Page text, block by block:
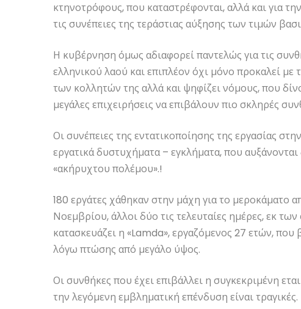
κτηνοτρόφους, που καταστρέφονται, αλλά και για
τις συνέπειες της τεράστιας αύξησης των τιμών
Η κυβέρνηση όμως αδιαφορεί παντελώς για τις
ελληνικού λαού και επιπλέον όχι μόνο προκαλεί
των κολλητών της αλλά και ψηφίζει νόμους, που
μεγάλες επιχειρήσεις να επιβάλουν πιο σκληρές
Οι συνέπειες της εντατικοποίησης της εργασίας
εργατικά δυστυχήματα – εγκλήματα, που
«ακήρυχτου πολέμου».!
180 εργάτες χάθηκαν στην μάχη για το μεροκάματο
Νοεμβρίου, άλλοι δύο τις τελευταίες ημέρες, εκ
κατασκευάζει η «Lamda», εργαζόμενος 27 ετών, που
λόγω πτώσης από μεγάλο ύψος.
Οι συνθήκες που έχει επιβάλλει η συγκεκριμένη
την λεγόμενη εμβληματική επένδυση είναι τραγικές.